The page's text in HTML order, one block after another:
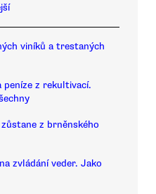
viníků a trestaných
peníze z rekultivací.
z brněnského
zvládání veder. Jako